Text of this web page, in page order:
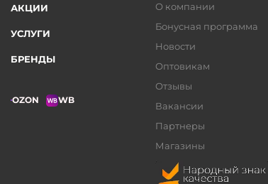
АКЦИИ
УСЛУГИ
БРЕНДЫ
OZON WB
О компании
Бонусная программа
Новости
Оптовикам
Отзывы
Вакансии
Партнеры
Магазины